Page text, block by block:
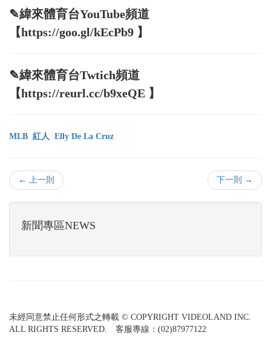
✎緯來體育台YouTube頻道
【https://goo.gl/kEcPb9 】
✎緯來體育台Twtich頻道
【https://reurl.cc/b9xeQE 】
MLB 紅人 Elly De La Cruz
← 上一則 下一則 →
新聞專區NEWS
未經同意禁止任何形式之轉載 © COPYRIGHT VIDEOLAND INC.
ALL RIGHTS RESERVED. 客服專線：(02)87977122